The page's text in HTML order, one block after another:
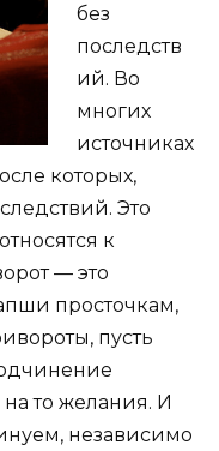
без
последств
ий. Во
многих
источниках
которых,
Это
к
— это
просточкам,
пусть
то желания. И
независимо